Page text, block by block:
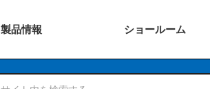
製品情報 ショールーム